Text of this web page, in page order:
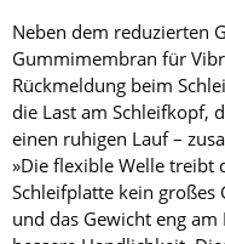
Neben dem reduzierten
Gummimembran für
Rückmeldung beim
die Last am Schleifkopf,
einen ruhigen Lauf –
»Die flexible Welle treibt
Schleifplatte kein
und das Gewicht eng